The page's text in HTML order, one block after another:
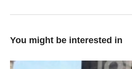
You might be interested in